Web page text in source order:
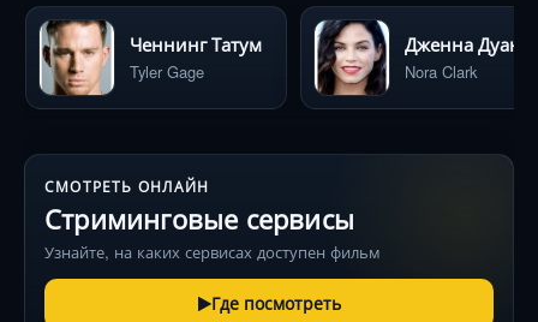
Ченнинг Татум
Tyler Gage Nora Clark
СМОТРЕТЬ ОНЛАЙН
Стриминговые сервисы
Узнайте, на каких сервисах доступен фильм
Где посмотреть